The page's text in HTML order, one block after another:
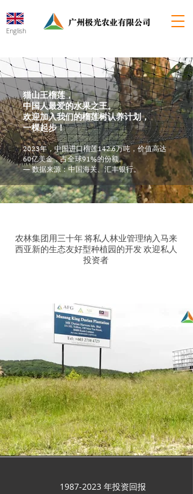
English
猫山王榴莲，
中国人最爱的水果之王。
欢迎加入我们的榴莲树认养计划，
一棵起步！
2023年，中国进口榴莲142.6万吨，价值高达
60亿美金，占全球91%的份额。
— 数据来源：中国海关、汇丰银行。
农林集团用三十年 将私人林业管理纳入马来
西亚新的生态友好型种植园的开发 欢迎私人
投资者
1987-2023 年投资回报